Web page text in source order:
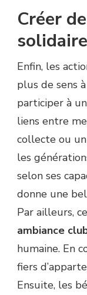
Créer
Enfin, les
plus de sens
participer à
liens entre
collecte ou
les
selon ses
donne une
Par ailleurs,
ambiance
humaine. En
fiers
Ensuite, les